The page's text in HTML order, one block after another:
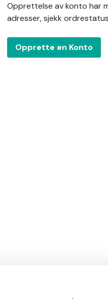
Opprettelse av konto har
adresser, sjekk
Opprette en Konto